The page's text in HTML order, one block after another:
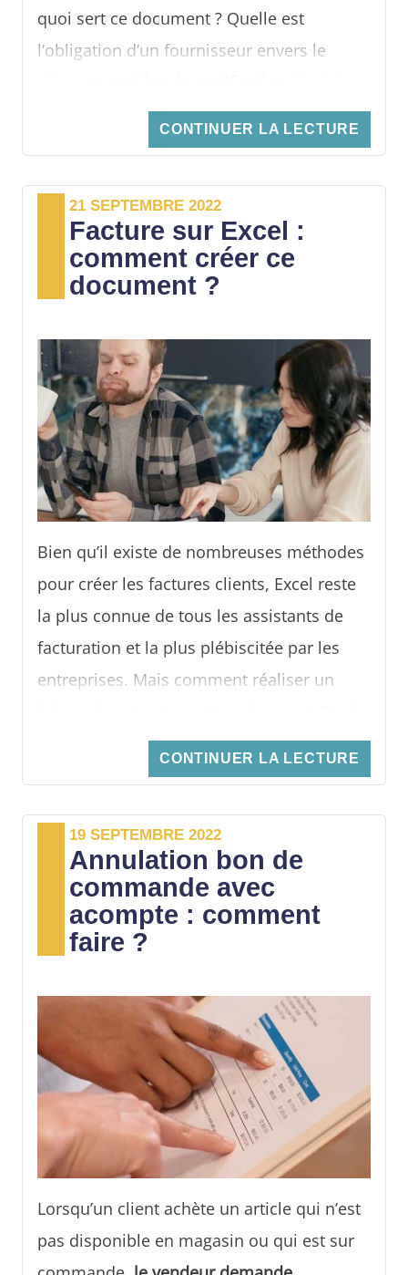
quoi sert ce document ? Quelle est
l’obligation d’un fournisseur envers le
facturation ? Quelle est la réglementation
en vigueur concernant la rédaction d’une
ces questions dans les lignes suivantes.
CONTINUER LA LECTURE
21 SEPTEMBRE 2022
Facture sur Excel :
comment créer ce
document ?
Bien qu’il existe de nombreuses méthodes
pour créer les factures clients, Excel reste
la plus connue de tous les assistants de
facturation et la plus plébiscitée par les
entreprises. Mais comment réaliser un
sont ses points forts ? Existe-t-il des
objections légales quant à l’utilisation de
y procéder pour la réaliser ? Découvrez
toutes les réponses à ces questions dans
cet article.
CONTINUER LA LECTURE
19 SEPTEMBRE 2022
Annulation bon de
commande avec
acompte : comment
faire ?
Lorsqu’un client achète un article qui n’est
pas disponible en magasin ou qui est sur